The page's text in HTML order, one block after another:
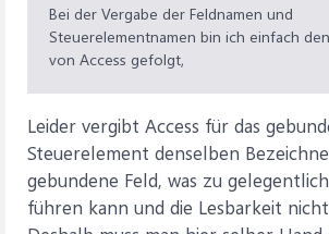
Bei der Vergabe der Feldnamen und
Steuerelementnamen bin ich einfach
von Access gefolgt,
Leider vergibt Access für das
Steuerelement denselben
gebundene Feld, was zu
führen kann und die Lesbarkeit